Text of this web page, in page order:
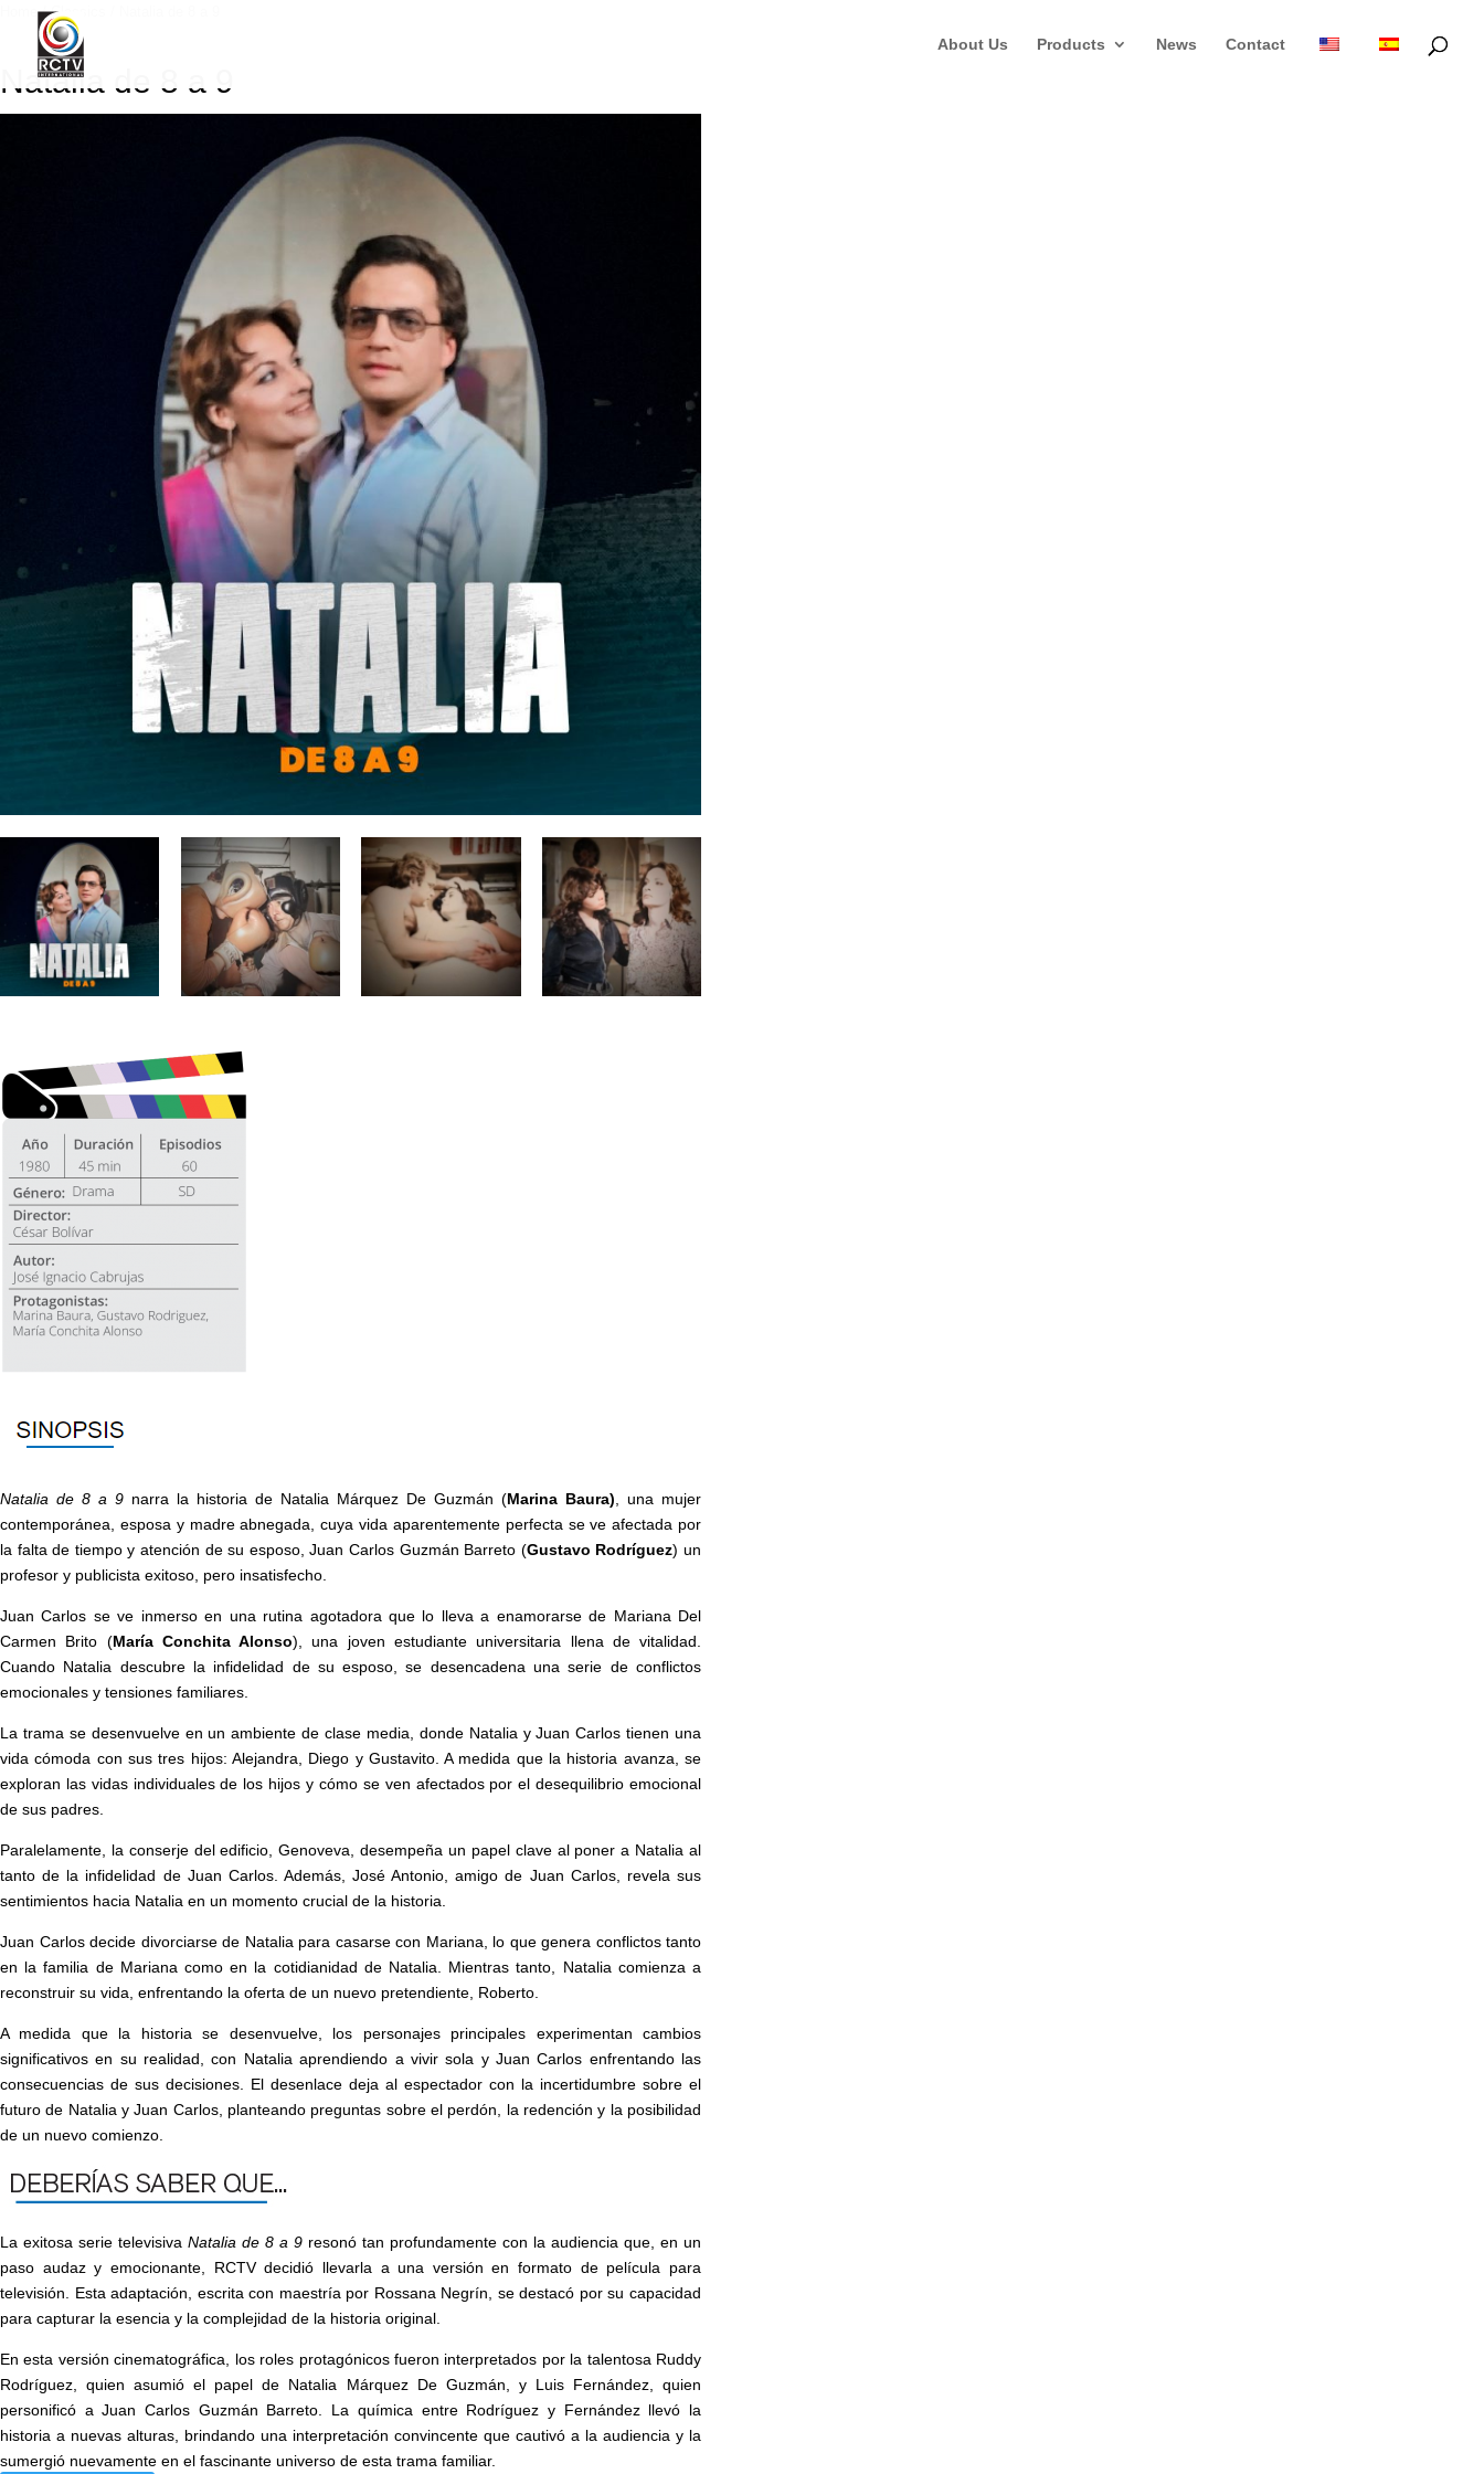
About Us Products News Contact
/Classics
Natalia de 8 a 9
Natalia de 8 a 9 narra la historia de Natalia Márquez De Guzmán (Marina Baura), una mujer
contemporánea, esposa y madre abnegada, cuya vida aparentemente perfecta se ve afectada por
la falta de tiempo y atención de su esposo, Juan Carlos Guzmán Barreto (Gustavo Rodríguez) un
profesor y publicista exitoso, pero insatisfecho.
Juan Carlos se ve inmerso en una rutina agotadora que lo lleva a enamorarse de Mariana Del
Carmen Brito (María Conchita Alonso), una joven estudiante universitaria llena de vitalidad.
Cuando Natalia descubre la infidelidad de su esposo, se desencadena una serie de conflictos
emocionales y tensiones familiares.
La trama se desenvuelve en un ambiente de clase media, donde Natalia y Juan Carlos tienen una
vida cómoda con sus tres hijos: Alejandra, Diego y Gustavito. A medida que la historia avanza, se
exploran las vidas individuales de los hijos y cómo se ven afectados por el desequilibrio emocional
de sus padres.
Paralelamente, la conserje del edificio, Genoveva, desempeña un papel clave al poner a Natalia al
tanto de la infidelidad de Juan Carlos. Además, José Antonio, amigo de Juan Carlos, revela sus
sentimientos hacia Natalia en un momento crucial de la historia.
Juan Carlos decide divorciarse de Natalia para casarse con Mariana, lo que genera conflictos tanto
en la familia de Mariana como en la cotidianidad de Natalia. Mientras tanto, Natalia comienza a
reconstruir su vida, enfrentando la oferta de un nuevo pretendiente, Roberto.
A medida que la historia se desenvuelve, los personajes principales experimentan cambios
significativos en su realidad, con Natalia aprendiendo a vivir sola y Juan Carlos enfrentando las
consecuencias de sus decisiones. El desenlace deja al espectador con la incertidumbre sobre el
futuro de Natalia y Juan Carlos, planteando preguntas sobre el perdón, la redención y la posibilidad
de un nuevo comienzo.
La exitosa serie televisivaNatalia de 8 a 9 resonó tan profundamente con la audiencia que, en un
paso audaz y emocionante, RCTV decidió llevarla a una versión en formato de película para
televisión. Esta adaptación, escrita con maestría por Rossana Negrín, se destacó por su capacidad
para capturar la esencia y la complejidad de la historia original.
En esta versión cinematográfica, los roles protagónicos fueron interpretados por la talentosa Ruddy
Rodríguez, quien asumió el papel de Natalia Márquez De Guzmán, y Luis Fernández, quien
personificó a Juan Carlos Guzmán Barreto. La química entre Rodríguez y Fernández llevó la
historia a nuevas alturas, brindando una interpretación convincente que cautivó a la audiencia y la
sumergió nuevamente en el fascinante universo de esta trama familiar.